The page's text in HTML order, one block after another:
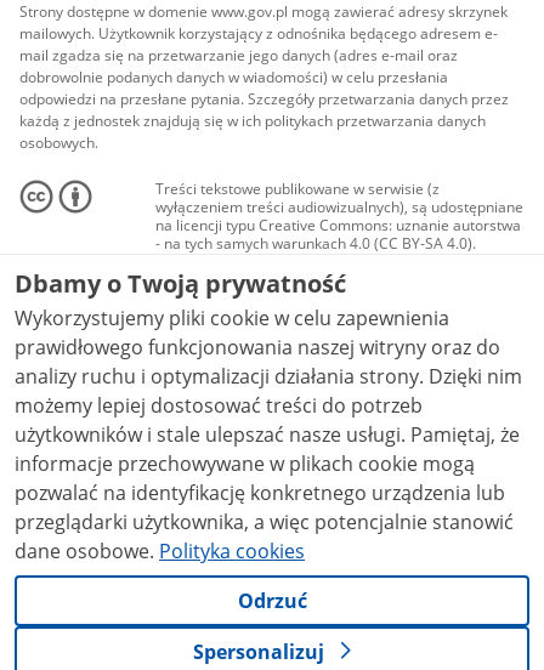
Strony dostępne w domenie www.gov.pl mogą zawierać adresy skrzynek
mailowych. Użytkownik korzystający z odnośnika będącego adresem e-
mail zgadza się na przetwarzanie jego danych (adres e-mail oraz
dobrowolnie podanych danych w wiadomości) w celu przesłania
odpowiedzi na przesłane pytania. Szczegóły przetwarzania danych przez
każdą z jednostek znajdują się w ich politykach przetwarzania danych
osobowych.
Treści tekstowe publikowane w serwisie (z
wyłączeniem treści audiowizualnych), są udostępniane
na licencji typu Creative Commons: uznanie autorstwa
- na tych samych warunkach 4.0 (CC BY-SA 4.0).
Materiały audiowizualne, w tym zdjęcia, materiały
audio i wideo, są udostępniane na licencji typu
Creative Commons: uznanie autorstwa użycie
niekomercyjne - bez utworów zależnych 4.0 (CC BY-
NC-ND 4.0), o ile nie jest to stwierdzone inaczej.
Dbamy o Twoją prywatność
Wykorzystujemy pliki cookie w celu zapewnienia
prawidłowego funkcjonowania naszej witryny oraz do
analizy ruchu i optymalizacji działania strony. Dzięki nim
możemy lepiej dostosować treści do potrzeb
użytkowników i stale ulepszać nasze usługi. Pamiętaj, że
informacje przechowywane w plikach cookie mogą
pozwalać na identyfikację konkretnego urządzenia lub
przeglądarki użytkownika, a więc potencjalnie stanowić
dane osobowe. Polityka cookies
Odrzuć
Spersonalizuj